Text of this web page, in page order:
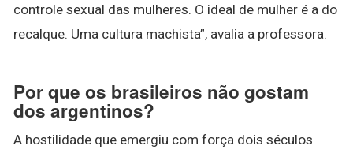
controle sexual das mulheres. O ideal de mulher é a do
recalque. Uma cultura machista”, avalia a professora.
Por que os brasileiros não gostam
dos argentinos?
A hostilidade que emergiu com força dois séculos